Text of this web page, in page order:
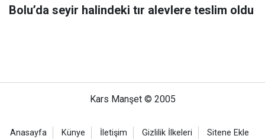
Bolu’da seyir halindeki tır alevlere teslim oldu
Kars Manşet © 2005
Anasayfa Künye İletişim Gizlilik İlkeleri Sitene Ekle